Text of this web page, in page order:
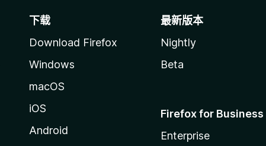
下载
Download Firefox
Windows
macOS
iOS
Android
最新版本
Nightly
Beta
Firefox for Business
Enterprise